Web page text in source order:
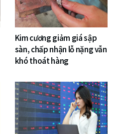
Kim cương giảm giá sập
sàn, chấp nhận lỗ nặng vẫn
khó thoát hàng